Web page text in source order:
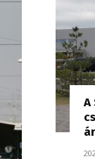
A